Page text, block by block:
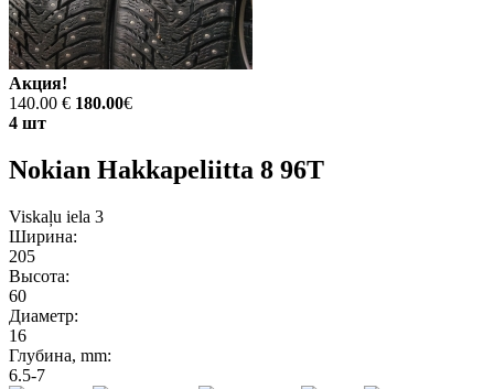
Акция!
140.00 € 180.00€
4 шт
Nokian Hakkapeliitta 8 96T
Viskaļu iela 3
Ширина:
205
Высота:
60
Диаметр:
16
Глубина, mm:
6.5-7